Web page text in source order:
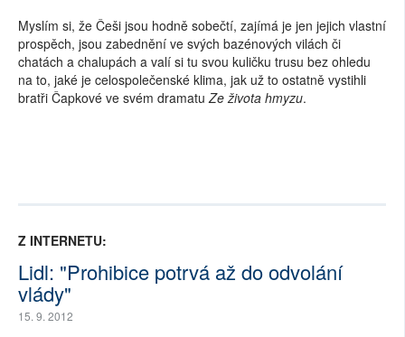
Myslím si, že Češi jsou hodně sobečtí, zajímá je jen jejich vlastní
prospěch, jsou zabednění ve svých bazénových vilách či
chatách a chalupách a valí si tu svou kuličku trusu bez ohledu
na to, jaké je celospolečenské klima, jak už to ostatně vystihli
bratři Čapkové ve svém dramatuZe života hmyzu.
Z INTERNETU:
Lidl: "Prohibice potrvá až do odvolání
vlády"
15. 9. 2012